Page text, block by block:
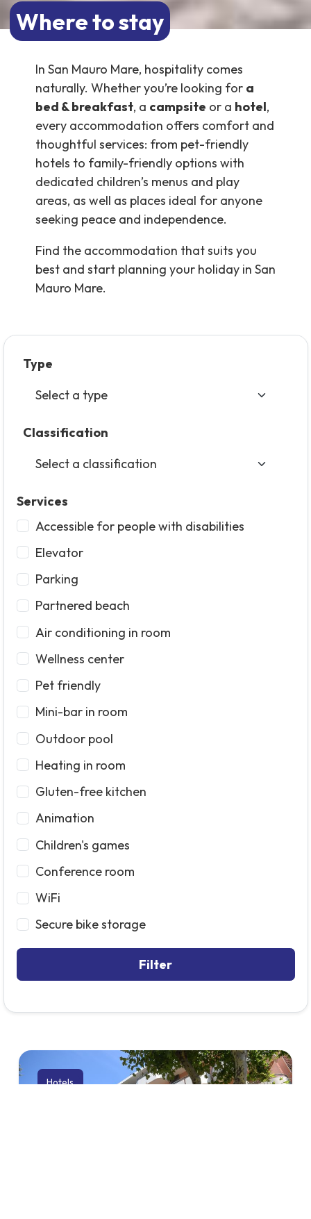
Where to stay
In San Mauro Mare, hospitality comes
naturally. Whether you’re looking for a
bed & breakfast, a campsite or a hotel,
every accommodation offers comfort and
thoughtful services: from pet-friendly
hotels to family-friendly options with
dedicated children’s menus and play
areas, as well as places ideal for anyone
seeking peace and independence.
Find the accommodation that suits you
best and start planning your holiday in San
Mauro Mare.
Type
Classification
Services
Accessible for people with disabilities
Elevator
Parking
Partnered beach
Air conditioning in room
Wellness center
Pet friendly
Mini-bar in room
Outdoor pool
Heating in room
Gluten-free kitchen
Animation
Children's games
Conference room
WiFi
Secure bike storage
Filter
Hotels